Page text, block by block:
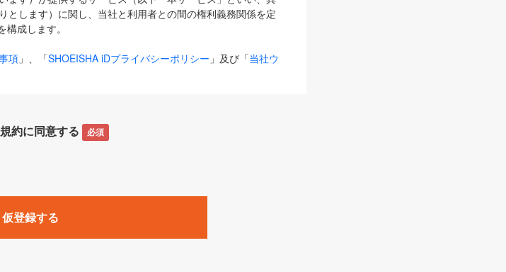
とします）に関し、当社と利用者との間の権利義務関係を定
成します。
項 」、「SHOEISHA iDプライバシーポリシー 」及び「当社ウ
。
ビス（名称や内容が変更された場合、変更後のサービスを含
るイベントやキャンペーンをいいます。
」「EnterpriseZine」「ECzine」「Biz/Zine」「HRzine」
約に同意する 必須
仮登録する